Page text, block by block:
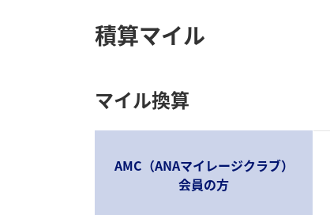
積算マイル
マイル換算
AMC（ANAマイレージクラブ）
会員の方